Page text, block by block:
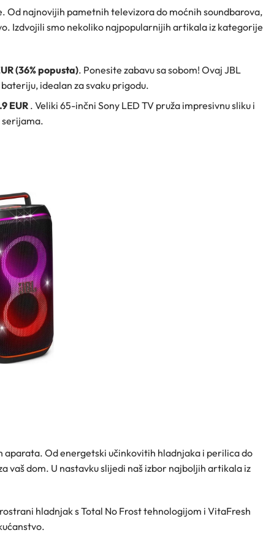
Od najnovijih pametnih televizora do moćnih soundbarova,
Izdvojili smo nekoliko najpopularnijih artikala iz kategorije
(36% popusta). Ponesite zabavu sa sobom! Ovaj JBL
idealan za svaku prigodu.
EUR . Veliki 65-inčni Sony LED TV pruža impresivnu sliku i
serijama.
aparata. Od energetski učinkovitih hladnjaka i perilica do
vaš dom. U nastavku slijedi naš izbor najboljih artikala iz
hladnjak s Total No Frost tehnologijom i VitaFresh